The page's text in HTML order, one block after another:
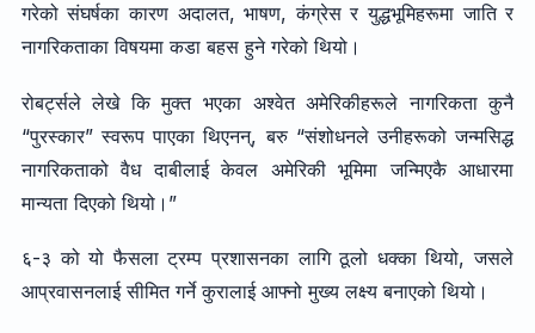
गरेको संघर्षका कारण अदालत, भाषण, कंग्रेस र युद्धभूमिहरूमा जाति र
नागरिकताका विषयमा कडा बहस हुने गरेको थियो।
रोबर्ट्सले लेखे कि मुक्त भएका अश्वेत अमेरिकीहरूले नागरिकता कुनै
“पुरस्कार” स्वरूप पाएका थिएनन्, बरु “संशोधनले उनीहरूको जन्मसिद्ध
नागरिकताको वैध दाबीलाई केवल अमेरिकी भूमिमा जन्मिएकै आधारमा
मान्यता दिएको थियो।”
६-३ को यो फैसला ट्रम्प प्रशासनका लागि ठूलो धक्का थियो, जसले
आप्रवासनलाई सीमित गर्ने कुरालाई आफ्नो मुख्य लक्ष्य बनाएको थियो।